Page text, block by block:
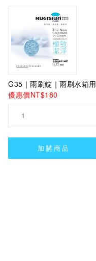
G35｜雨刷錠｜雨刷水箱用
優惠價NT$180
加購商品